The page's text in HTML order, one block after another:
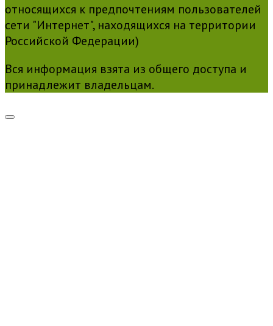
относящихся к предпочтениям пользователей
сети "Интернет", находящихся на территории
Российской Федерации)
Вся информация взята из общего доступа и
принадлежит владельцам.